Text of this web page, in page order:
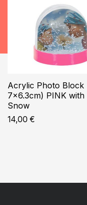
Acrylic Photo Block
7×6.3cm) PINK with
Snow
14,00 €